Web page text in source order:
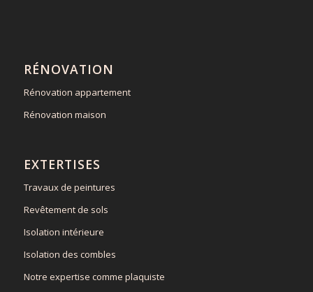
RÉNOVATION
Rénovation appartement
Rénovation maison
EXTERTISES
Travaux de peintures
Revêtement de sols
Isolation intérieure
Isolation des combles
Notre expertise comme plaquiste